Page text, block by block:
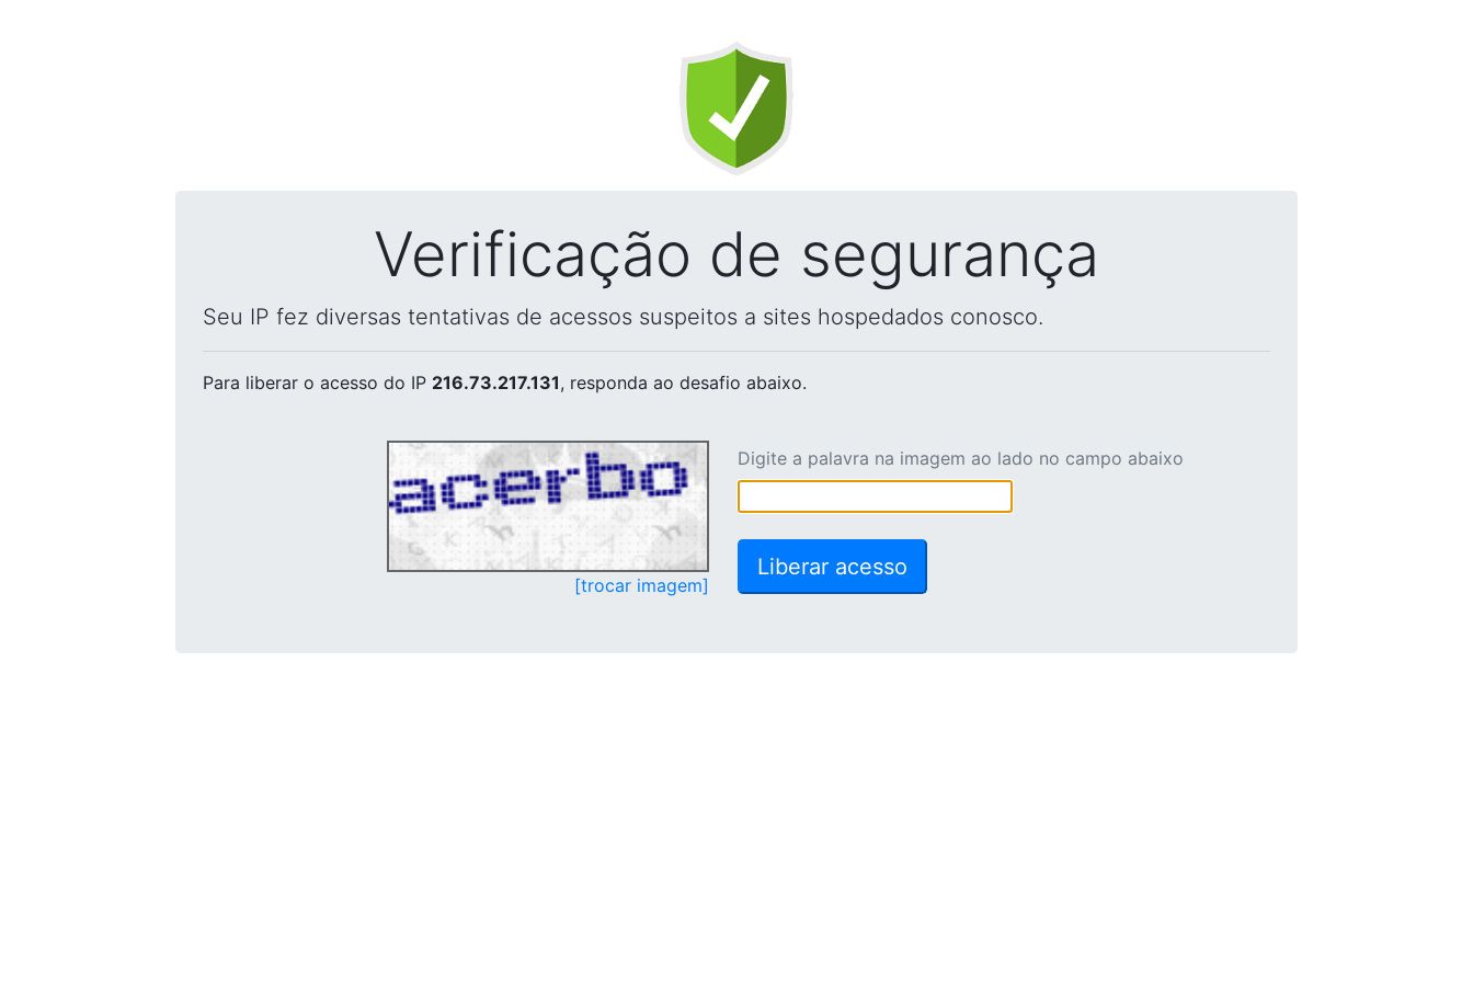
Verificação de segurança
Seu IP fez diversas tentativas de acessos suspeitos a sites hospedados conosco.
Para liberar o acesso do IP 216.73.217.131, responda ao desafio abaixo.
[trocar imagem]
Digite a palavra na imagem ao lado no campo abaixo